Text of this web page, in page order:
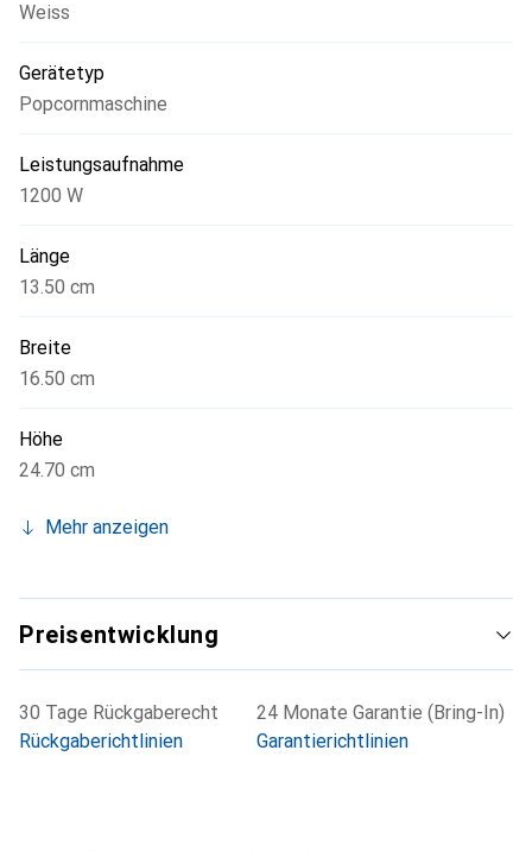
Weiss
Gerätetyp
Popcornmaschine
Leistungsaufnahme
1200 W
Länge
13.50 cm
Breite
16.50 cm
Höhe
24.70 cm
Mehr anzeigen
Preisentwicklung
30 Tage Rückgaberecht
Rückgaberichtlinien
24 Monate Garantie (Bring-In)
Garantierichtlinien